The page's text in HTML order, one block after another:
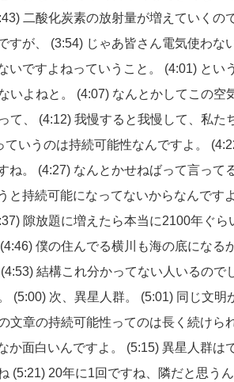
二酸化炭素の放射量が増えていくので
すが、
(3:54) じゃあ皆さん電気使わな
いですよねっていうこと。
(4:01) とい
いよねと。 (4:07) なんとかしてこの空
て、 (4:12) 我慢すると我慢して、私た
いうのは持続可能性なんですよ。
ね。
(4:27) なんとかせねばって言って
持続可能になってないからなんですよ
隙放題に増えたら本当に2100年ぐ
(4:46) 僕の住んでる横川も海の底になる
(4:53) 結構これ分かってない人いるので
(5:00) 次、異星人群。 (5:01) 同じ文明
文章の持続可能性ってのは長く続けら
か面白いんですよ。
(5:15) 異星人群は
(5:21) 20年に1回ですね、隣だと思うん